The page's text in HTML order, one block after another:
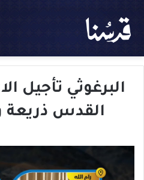
البرغوثي تأجيل
القدس